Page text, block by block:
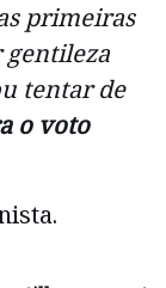
primeiras
gentileza
tentar de
o voto